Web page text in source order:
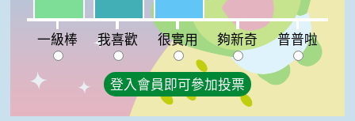
夠新奇:0%普普啦:0%
一級棒 我喜歡 很實用 夠新奇 普普啦
登入會員即可參加投票